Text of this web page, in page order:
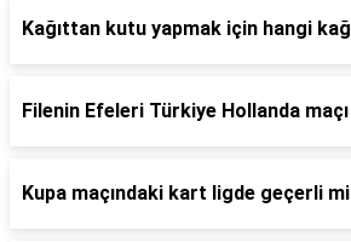
Kağıttan kutu yapmak için hangi
Filenin Efeleri Türkiye Hollanda
Kupa maçındaki kart ligde geçerli mi